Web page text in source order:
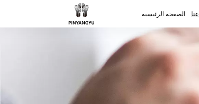
الصفحة الرئيسية